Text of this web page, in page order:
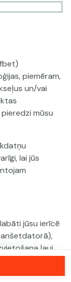
Lūdzu,
piemēram,
un/vai
mūsu
lai jūs
jūsu ierīcē
ļauj
mūsu
un